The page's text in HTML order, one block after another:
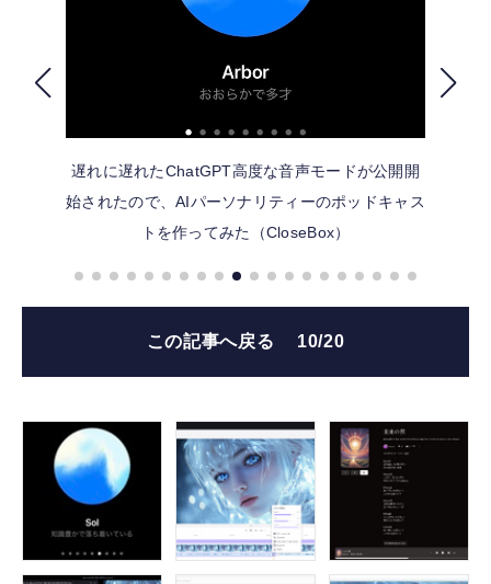
遅れに遅れたChatGPT高度な音声モードが公開開
始されたので、AIパーソナリティーのポッドキャス
トを作ってみた（CloseBox）
この記事へ戻る 10/20